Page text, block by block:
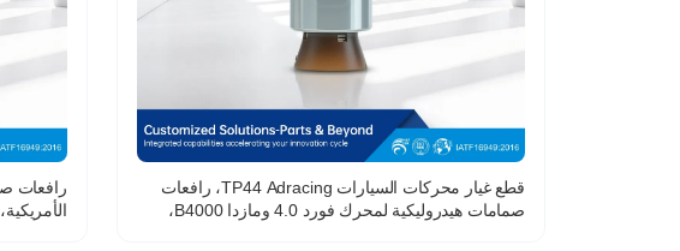
قطع غيار محركات السيارات TP44 Adracing، رافعات
صمامات هيدروليكية لمحرك فورد 4.0 ومازدا B4000،